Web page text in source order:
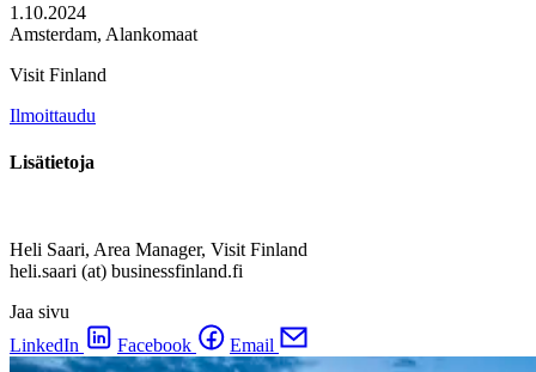
1.10.2024
Amsterdam, Alankomaat
Visit Finland
Ilmoittaudu
Lisätietoja
Heli Saari, Area Manager, Visit Finland
heli.saari (at) businessfinland.fi
Jaa sivu
LinkedIn
Facebook Email